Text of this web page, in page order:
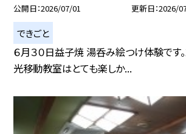
公開日 2026/07/01 更新日 2026/
できごと
６月３０日益子焼 湯呑み絵つけ体験です
光移動教室はとても楽しか...